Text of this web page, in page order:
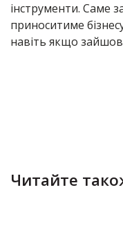
інструменти. Саме
приноситиме
навіть якщо
Читайте